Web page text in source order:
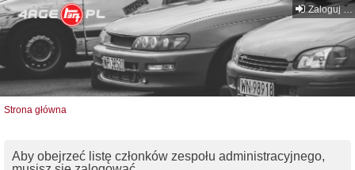
Zaloguj się
Strona główna
Aby obejrzeć listę członków zespołu administracyjnego,